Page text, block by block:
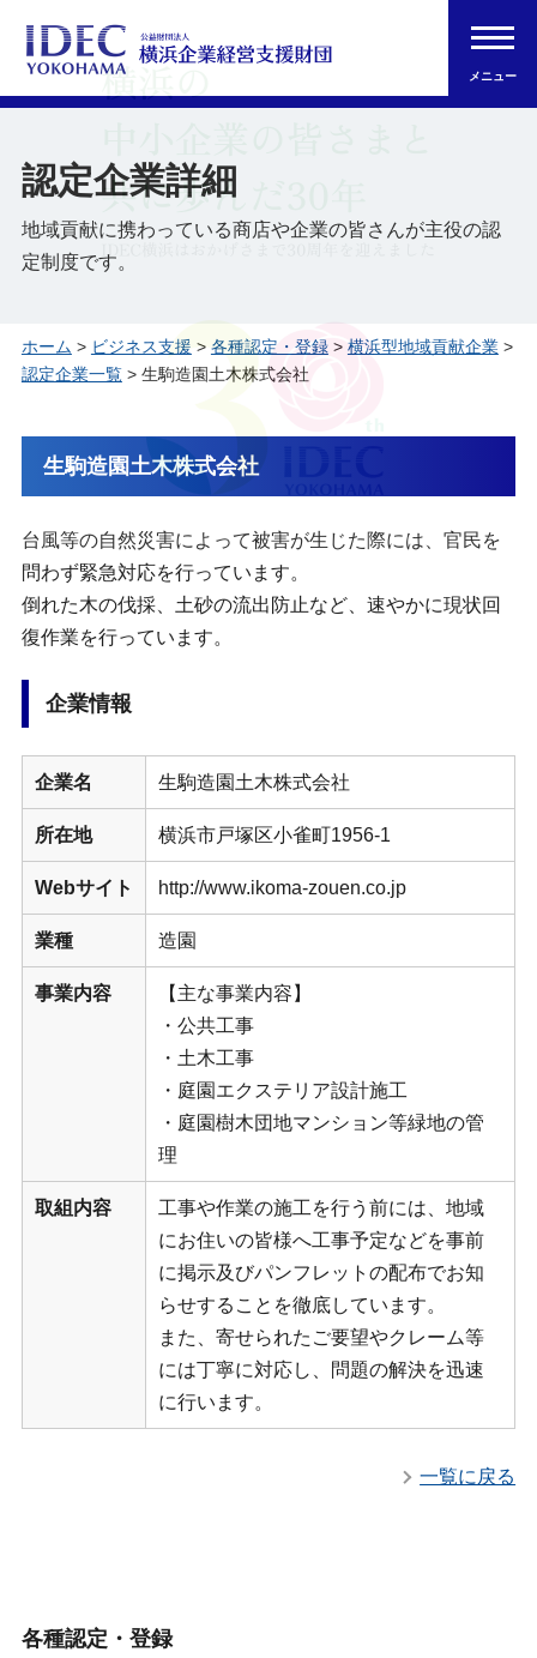
メニュー
認定企業詳細
地域貢献に携わっている商店や企業の皆さんが主役の認
定制度です。
ホーム > ビジネス支援 > 各種認定・登録> 横浜型地域貢献企業>
認定企業一覧> 生駒造園土木株式会社
生駒造園土木株式会社
台風等の自然災害によって被害が生じた際には、官民を
問わず緊急対応を行っています。
倒れた木の伐採、土砂の流出防止など、速やかに現状回
復作業を行っています。
企業情報
企業名 生駒造園土木株式会社
所在地 横浜市戸塚区小雀町1956-1
Webサイト http://www.ikoma-zouen.co.jp
業種 造園
事業内容
【主な事業内容】
・公共工事
・土木工事
・庭園エクステリア設計施工
・庭園樹木団地マンション等緑地の管
理
取組内容
工事や作業の施工を行う前には、地域
にお住いの皆様へ工事予定などを事前
に掲示及びパンフレットの配布でお知
らせすることを徹底しています。
また、寄せられたご要望やクレーム等
には丁寧に対応し、問題の解決を迅速
に行います。
一覧に戻る
各種認定・登録